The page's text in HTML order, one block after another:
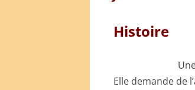
Histoire
Elle demande de